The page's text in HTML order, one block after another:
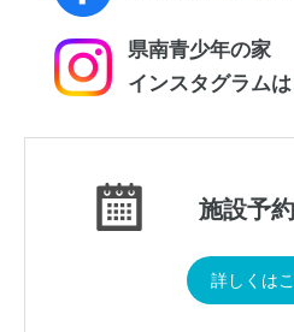
県南青少年の家
インスタグラム
施設予
詳しくは